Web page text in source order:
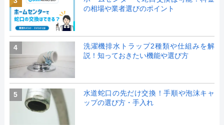
の相場や業者選びのポイント
4
洗濯機排水トラップ2種類や仕組みを解
説！知っておきたい機能や選び方
5
水道蛇口の先だけ交換！手順や泡沫キャ
ップの選び方・手入れ